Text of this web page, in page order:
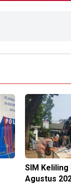
SIM
Agustus